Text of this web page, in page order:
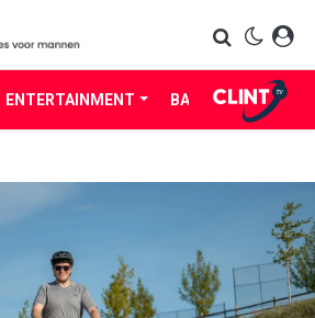
ENTERTAINMENT BABES LIFE